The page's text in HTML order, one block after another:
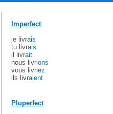
Imperfect
je livrais
tu livrais
il livrait
nous livrions
vous livriez
ils livraient
Pluperfect